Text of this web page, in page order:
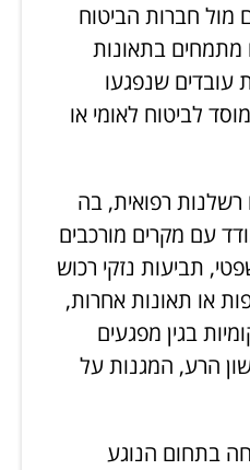
מול חברות הביטוח
מתמחים בתאונות
עובדים שנפגעו
לביטוח לאומי או
רשלנות רפואית, בה
עם מקרים מורכבים
תביעות נזקי רכוש
או תאונות אחרות,
בגין מפגעים
הרע, המגנות על
בתחום הנוגע